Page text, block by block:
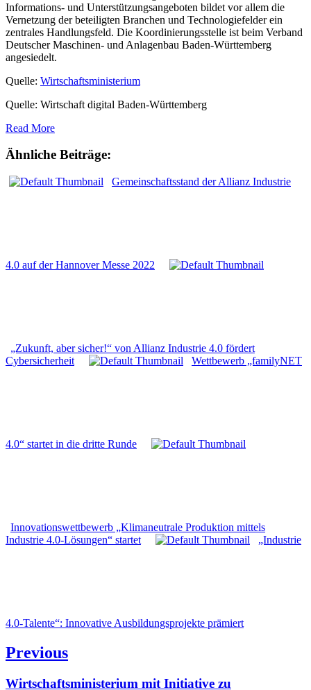
Informations- und Unterstützungsangeboten bildet vor allem die
Vernetzung der beteiligten Branchen und Technologiefelder ein
zentrales Handlungsfeld. Die Koordinierungsstelle ist beim Verband
Deutscher Maschinen- und Anlagenbau Baden-Württemberg
angesiedelt.
Quelle: Wirtschaftsministerium
Quelle: Wirtschaft digital Baden-Württemberg
Read More
Ähnliche Beiträge:
Gemeinschaftsstand der Allianz Industrie
4.0 auf der Hannover Messe 2022
„Zukunft, aber sicher!“ von Allianz Industrie 4.0 fördert
Cybersicherheit
Wettbewerb „familyNET
4.0“ startet in die dritte Runde
Innovationswettbewerb „Klimaneutrale Produktion mittels
Industrie 4.0-Lösungen“ startet
„Industrie
4.0-Talente“: Innovative Ausbildungs­projekte prämiert
Beitragsnavigation
Previous
Previous
Wirtschaftsministerium mit Initiative zu